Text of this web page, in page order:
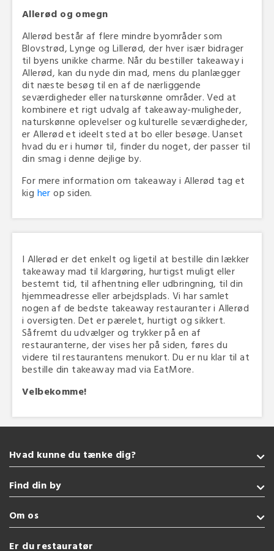
Allerød og omegn
Allerød består af flere mindre byområder som
Blovstrød, Lynge og Lillerød, der hver især bidrager
til byens unikke charme. Når du bestiller takeaway i
Allerød, kan du nyde din mad, mens du planlægger
dit næste besøg til en af de nærliggende
seværdigheder eller naturskønne områder. Ved at
kombinere et rigt udvalg af takeaway-muligheder,
naturskønne oplevelser og kulturelle seværdigheder,
er Allerød et ideelt sted at bo eller besøge. Uanset
hvad du er i humør til, finder du noget, der passer til
din smag i denne dejlige by.
For mere information om takeaway i Allerød tag et
kig her op siden.
I Allerød er det enkelt og ligetil at bestille din lækker
takeaway mad til klargøring, hurtigst muligt eller
bestemt tid, til afhentning eller udbringning, til din
hjemmeadresse eller arbejdsplads. Vi har samlet
nogen af de bedste takeaway restauranter i Allerød
i oversigten. Det er pærelet, hurtigt og sikkert.
Såfremt du udvælger og trykker på en af
restauranterne, der vises her på siden, føres du
videre til restaurantens menukort. Du er nu klar til at
bestille din takeaway mad via EatMore.
Velbekomme!
Hvad kunne du tænke dig?
Takeaway
Grill
Vegetarisk
Find din by
Sønderborg
Kolding
Om os
Handelsbetingelser
Er du restauratør